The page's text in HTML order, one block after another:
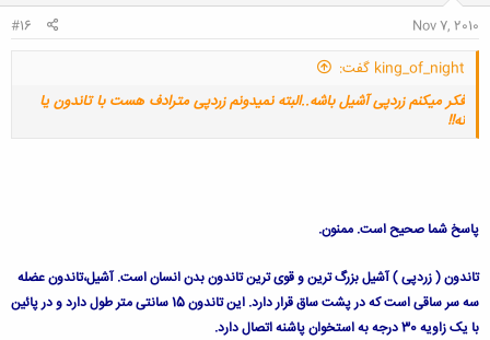
Nov 7, 2010
#16
king_of_night گفت:
فکر میکنم زردپی آشیل باشه..البته نمیدونم زردپی مترادف هست با تاندون یا
نه!!
پاسخ شما صحیح است. ممنون.
تاندون ( زردپی ) آشیل بزرگ ترین و قوی ترین تاندون بدن انسان است. آشیل،تاندون عضله
سه سر ساقی است که در پشت ساق قرار دارد. این تاندون 15 سانتی متر طول دارد و در پائین
با یک زاویه 30 درجه به استخوان پاشنه اتصال دارد.